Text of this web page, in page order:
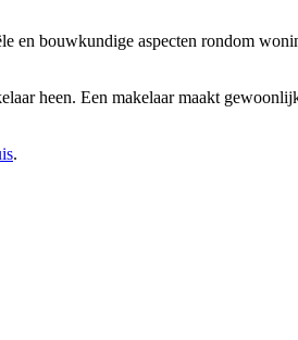
en bouwkundige aspecten rondom
heen. Een makelaar maakt
.